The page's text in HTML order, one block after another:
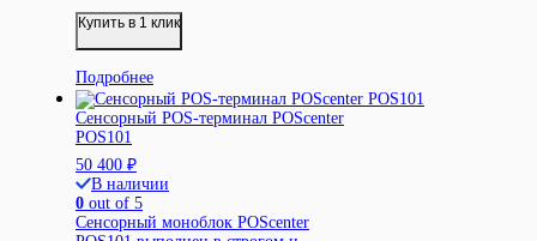
Купить в 1 клик
Подробнее
Сенсорный POS-терминал POScenter
POS101
50 400 ₽
В наличии
0 out of 5
Сенсорный моноблок POScenter